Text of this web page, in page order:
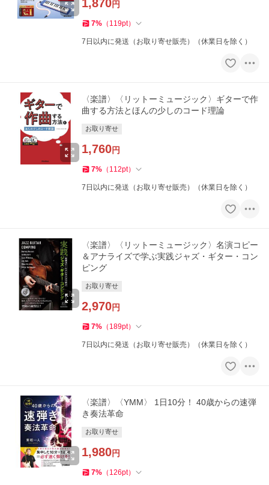
1,870円
7% （ 119pt）
7日以内に発送（お取り寄せ販売）（休業日を除く）
〈楽譜〉〈リットーミュージック〉ギターで作
曲する方法とほんの少しのコード理論
お取り寄せ
1,760円
7% （ 112pt）
7日以内に発送（お取り寄せ販売）（休業日を除く）
〈楽譜〉〈リットーミュージック〉名演コピー
＆アナライズで学ぶ実践ジャズ・ギター・コン
ピング
お取り寄せ
2,970円
7% （ 189pt）
7日以内に発送（お取り寄せ販売）（休業日を除く）
〈楽譜〉〈YMM〉 1日10分！ 40歳からの速弾
き奏法革命
お取り寄せ
1,980円
7% （ 126pt）